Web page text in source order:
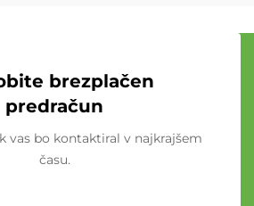
brezplačen
predračun
vas bo kontaktiral v najkrajšem
času.